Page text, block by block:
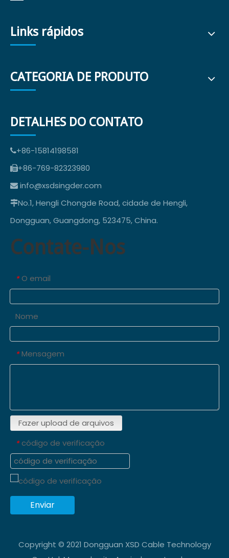
Links rápidos
CATEGORIA DE PRODUTO
DETALHES DO CONTATO
+86-15814198581
+86-769-82323980
 info@xsdsingder.com
No.1, Hengli Chongde Road, cidade de Hengli,
Dongguan, Guangdong, 523475, China.
Contate-Nos
* O email
Nome
* Mensagem
Fazer upload de arquivos
* código de verificação
Enviar
Copyright © 2021 Dongguan XSD Cable Technology